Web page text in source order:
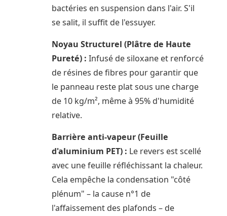
bactéries en suspension dans l'air. S'il
se salit, il suffit de l'essuyer.
Noyau Structurel (Plâtre de Haute
Pureté) : Infusé de siloxane et renforcé
de résines de fibres pour garantir que
le panneau reste plat sous une charge
de 10 kg/m², même à 95% d'humidité
relative.
Barrière anti-vapeur (Feuille
d'aluminium PET) : Le revers est scellé
avec une feuille réfléchissant la chaleur.
Cela empêche la condensation "côté
plénum" – la cause n°1 de
l'affaissement des plafonds – de